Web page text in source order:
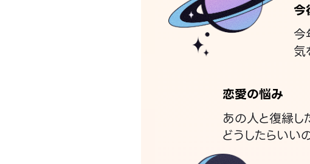
今
今
気
恋愛の悩み
あの人と復縁
どうしたらいい